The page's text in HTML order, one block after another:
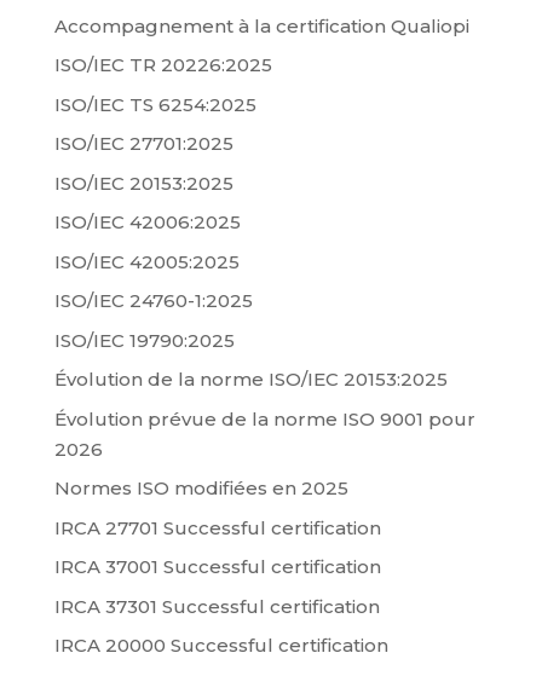
Accompagnement à la certification Qualiopi
ISO/IEC TR 20226:2025
ISO/IEC TS 6254:2025
ISO/IEC 27701:2025
ISO/IEC 20153:2025
ISO/IEC 42006:2025
ISO/IEC 42005:2025
ISO/IEC 24760-1:2025
ISO/IEC 19790:2025
Évolution de la norme ISO/IEC 20153:2025
Évolution prévue de la norme ISO 9001 pour
2026
Normes ISO modifiées en 2025
IRCA 27701 Successful certification
IRCA 37001 Successful certification
IRCA 37301 Successful certification
IRCA 20000 Successful certification